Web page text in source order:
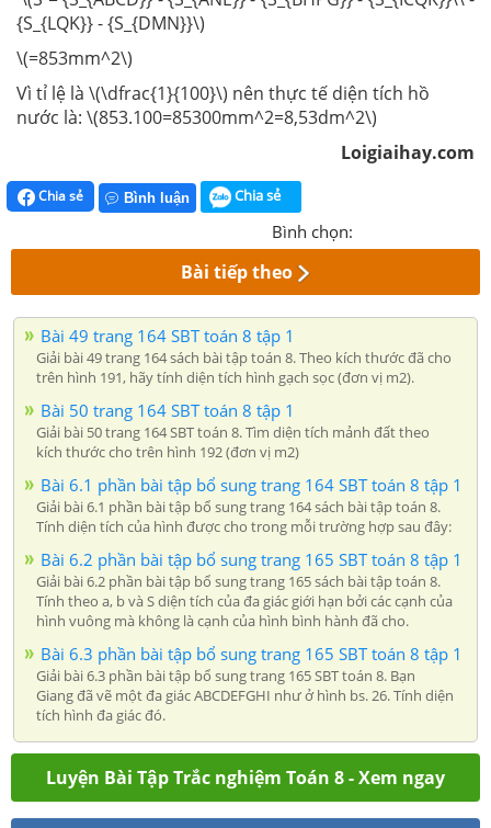
{S_{LQK}} - {S_{DMN}}\)
\(=853mm^2\)
Vì tỉ lệ là \(\dfrac{1}{100}\) nên thực tế diện tích hồ
nước là: \(853.100=85300mm^2=8,53dm^2\)
Loigiaihay.com
Chia sẻ Bình luận Chia sẻ
Bình chọn:
Bài tiếp theo
Bài 49 trang 164 SBT toán 8 tập 1
Giải bài 49 trang 164 sách bài tập toán 8. Theo kích thước đã cho
trên hình 191, hãy tính diện tích hình gạch sọc (đơn vị m2).
Bài 50 trang 164 SBT toán 8 tập 1
Giải bài 50 trang 164 SBT toán 8. Tìm diện tích mảnh đất theo
kích thước cho trên hình 192 (đơn vị m2)
Bài 6.1 phần bài tập bổ sung trang 164 SBT toán 8 tập 1
Giải bài 6.1 phần bài tập bổ sung trang 164 sách bài tập toán 8.
Tính diện tích của hình được cho trong mỗi trường hợp sau đây:
Bài 6.2 phần bài tập bổ sung trang 165 SBT toán 8 tập 1
Giải bài 6.2 phần bài tập bổ sung trang 165 sách bài tập toán 8.
Tính theo a, b và S diện tích của đa giác giới hạn bởi các cạnh của
hình vuông mà không là cạnh của hình bình hành đã cho.
Bài 6.3 phần bài tập bổ sung trang 165 SBT toán 8 tập 1
Giải bài 6.3 phần bài tập bổ sung trang 165 SBT toán 8. Bạn
Giang đã vẽ một đa giác ABCDEFGHI như ở hình bs. 26. Tính diện
tích hình đa giác đó.
Luyện Bài Tập Trắc nghiệm Toán 8 - Xem ngay